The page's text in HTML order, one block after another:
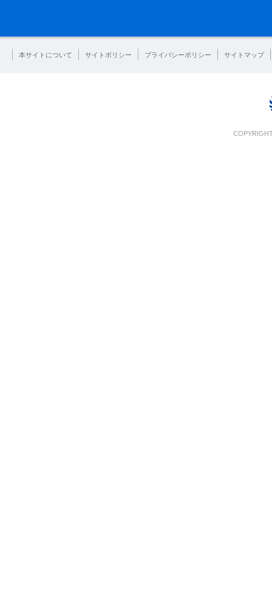
本サイトについて サイトポリシー プライバシーポリシー サイトマップ